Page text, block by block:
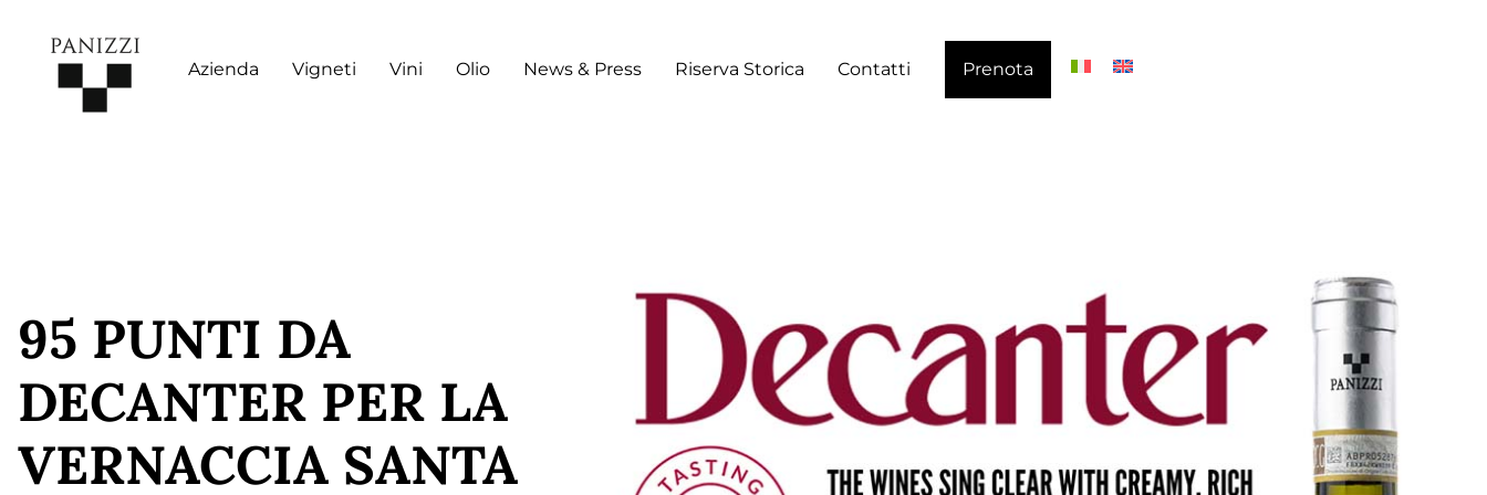
Azienda Vigneti Vini Olio News & Press Riserva Storica Contatti Prenota
95 PUNTI DA
DECANTER PER LA
VERNACCIA SANTA